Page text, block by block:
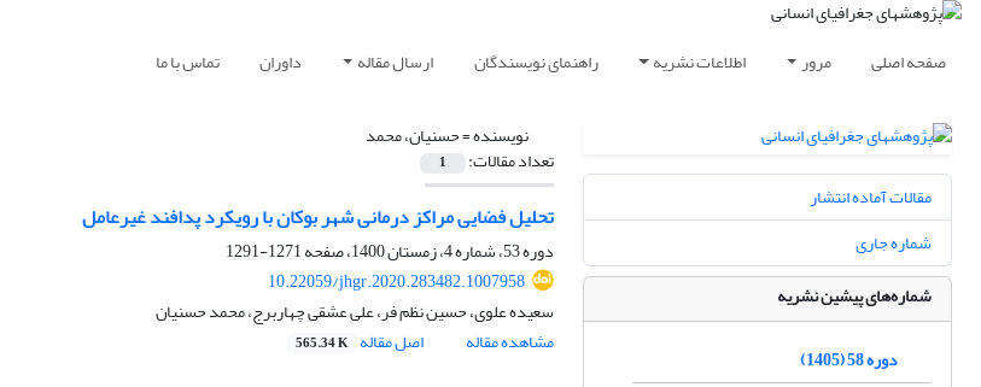
صفحه اصلی مرور اطلاعات نشریه راهنمای نویسندگان ارسال مقاله داوران تماس با ما
نویسنده =حسنیان، محمد
تعداد مقالات: 1
تحلیل فضایی مراکز درمانی شهر بوکان با رویکرد پدافند غیرعامل
دوره 53، شماره 4، زمستان 1400، صفحه
1271-1291
10.22059/jhgr.2020.283482.1007958
سعیده علوی، حسین نظم فر، علی عشقی چهاربرج، محمد حسنیان
مشاهده مقاله
اصل مقاله 565.34 K
مقالات آماده انتشار
شماره جاری
شماره‌های پیشین نشریه
دوره 58 (1405)